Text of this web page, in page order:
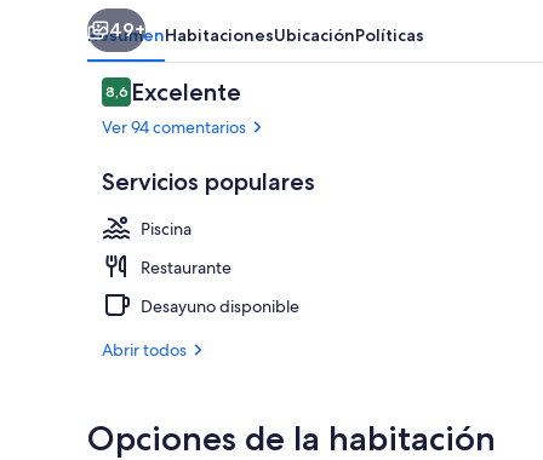
49+
ResumenHabitacionesUbicaciónPolíticas
Comentarios
8,68,6 de 10
Excelente
Ver 94 comentarios
Servicios populares
Piscina
Restaurante
Desayuno disponible
Abrir todos
Opciones de la habitación